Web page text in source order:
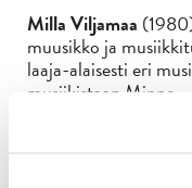
Milla Viljamaa
muusikko ja
laaja-alaisesti eri
musiikistaan Minne
palkinnon vuonna
kansainvälisesti